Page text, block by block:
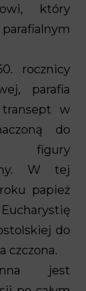
który
rocznicy
parafia
transept w
do
figury
W tej
papież
do
czczona.
jest